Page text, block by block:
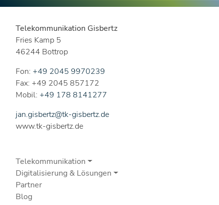
Telekommunikation Gisbertz
Fries Kamp 5
46244 Bottrop
Fon: +49 2045 9970239
Fax: +49 2045 857172
Mobil: +49 178 8141277
jan.gisbertz@tk-gisbertz.de
www.tk-gisbertz.de
Telekommunikation
Digitalisierung & Lösungen
Partner
Blog